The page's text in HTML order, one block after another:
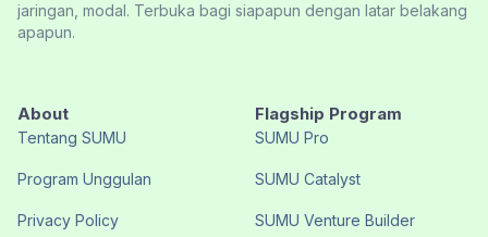
jaringan, modal. Terbuka bagi siapapun dengan latar belakang
apapun.
About
Tentang SUMU
Program Unggulan
Privacy Policy
Flagship Program
SUMU Pro
SUMU Catalyst
SUMU Venture Builder